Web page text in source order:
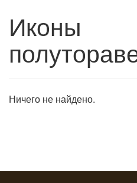
Иконы
Ничего не найдено.